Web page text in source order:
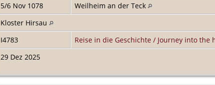
5/6 Nov 1078
Weilheim an der Teck
Kloster Hirsau
I4783 Reise in die Geschichte / Journey into the
29 Dez 2025